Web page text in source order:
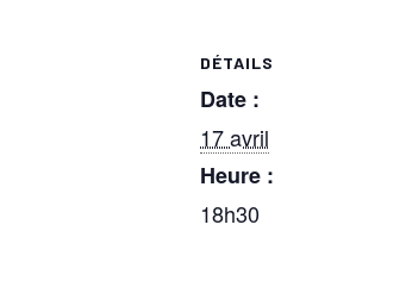
DÉTAILS
Date :
17 avril
Heure :
18h30